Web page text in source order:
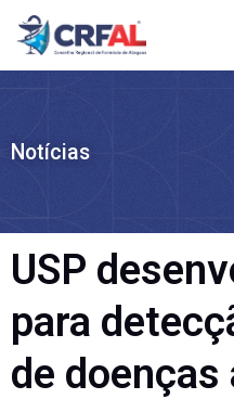
Ir
para
Notícias
USP
para
de